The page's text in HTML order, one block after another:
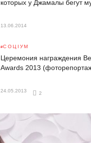
которых у Джамалы бегут
13.06.2014
СОЦІУМ
Церемония награждения
Awards 2013
24.05.2013
2